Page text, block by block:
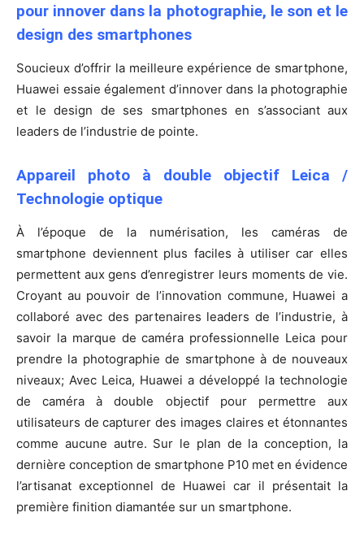
pour innover dans la photographie, le son et le
design des smartphones
Soucieux d’offrir la meilleure expérience de smartphone,
Huawei essaie également d’innover dans la photographie
et le design de ses smartphones en s’associant aux
leaders de l’industrie de pointe.
Appareil photo à double objectif Leica /
Technologie optique
À l’époque de la numérisation, les caméras de
smartphone deviennent plus faciles à utiliser car elles
permettent aux gens d’enregistrer leurs moments de vie.
Croyant au pouvoir de l’innovation commune, Huawei a
collaboré avec des partenaires leaders de l’industrie, à
savoir la marque de caméra professionnelle Leica pour
prendre la photographie de smartphone à de nouveaux
niveaux; Avec Leica, Huawei a développé la technologie
de caméra à double objectif pour permettre aux
utilisateurs de capturer des images claires et étonnantes
comme aucune autre. Sur le plan de la conception, la
dernière conception de smartphone P10 met en évidence
l’artisanat exceptionnel de Huawei car il présentait la
première finition diamantée sur un smartphone.